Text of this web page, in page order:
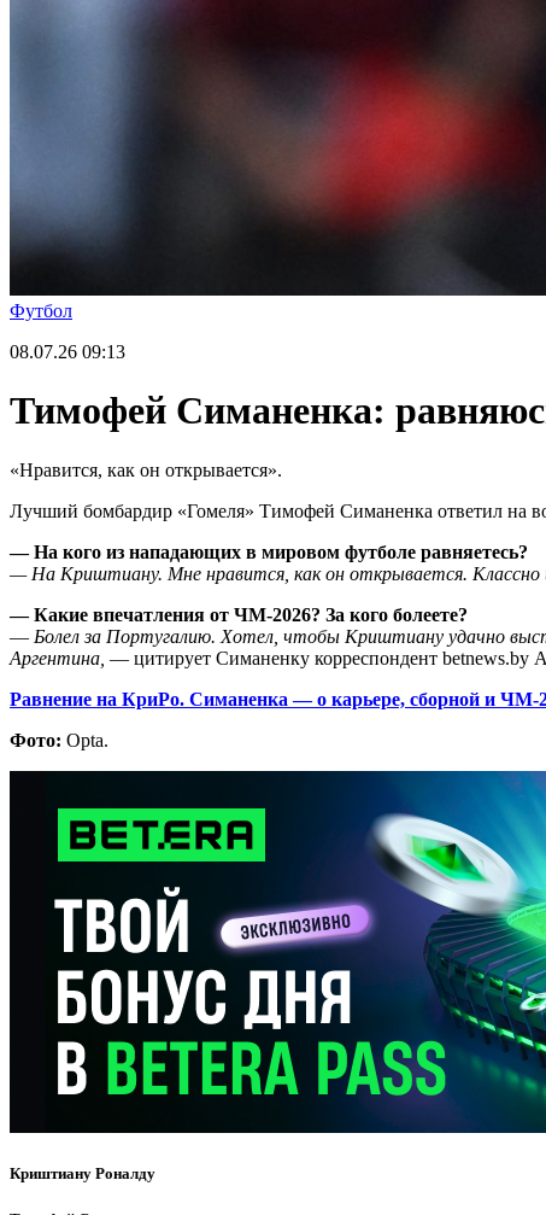
Футбол
08.07.26 09:13
Тимофей Симаненка:
«Нравится, как он открывается».
Лучший бомбардир «Гомеля» Тимофей Симаненка ответил на
— На кого из нападающих в мировом футболе равняетесь?
— На Криштиану. Мне нравится, как он открывается. Классно
— Какие впечатления от ЧМ-2026? За кого болеете?
— Болел за Португалию. Хотел, чтобы Криштиану удачно
Аргентина, — цитирует Симаненку корреспондент betnews.by
Равнение на КриРо. Симаненка — о карьере, сборной и ЧМ-
Фото: Opta.
Криштиану Роналду